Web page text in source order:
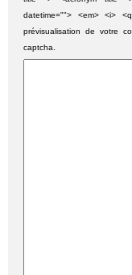
datetime=""> <em> <i>
prévisualisation de votre
captcha.